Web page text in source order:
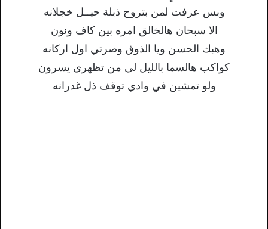
وبس عرفت لمن بتروح ذبلة حيــل خجلانه
الا سبحان هالخالق امره بين كاف ونون
وهبك الحسن ويا الذوق وصرتي اول اركانه
كواكب هالسما بالليل لي من تظهري يسرون
ولو تمشين في وادي توقف ذل غدرانه